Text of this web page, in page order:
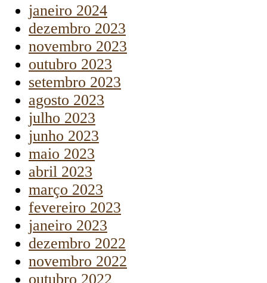
janeiro 2024
dezembro 2023
novembro 2023
outubro 2023
setembro 2023
agosto 2023
julho 2023
junho 2023
maio 2023
abril 2023
março 2023
fevereiro 2023
janeiro 2023
dezembro 2022
novembro 2022
outubro 2022